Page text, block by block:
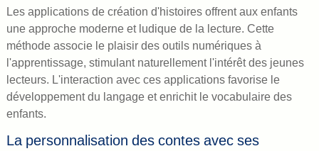
Les applications de création d'histoires offrent aux enfants
une approche moderne et ludique de la lecture. Cette
méthode associe le plaisir des outils numériques à
l'apprentissage, stimulant naturellement l'intérêt des jeunes
lecteurs. L'interaction avec ces applications favorise le
développement du langage et enrichit le vocabulaire des
enfants.
La personnalisation des contes avec ses